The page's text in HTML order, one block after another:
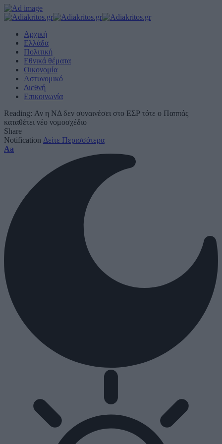
Αρχική
Ελλάδα
Πολιτική
Εθνικά θέματα
Οικονομία
Αστυνομικό
Διεθνή
Επικοινωνία
Reading: Αν η ΝΔ δεν συναινέσει στο ΕΣΡ τότε ο Παππάς
καταθέτει νέο νομοσχέδιο
Share
Notification Δείτε Περισσότερα
Font
Aa